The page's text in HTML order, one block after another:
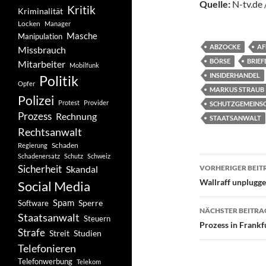
Quelle: N-tv.de
ABZOCKE
BÖRSE
INSIDERHANDEL
MARKUS STRAUB
STAATSANWALT
VORHERIGER
Wallraff
NÄCHSTER
Prozess in
Kriminalität Kritik
Locken Manager
Manipulation Masche
Missbrauch
Mitarbeiter
Mobilfunk
Opfer Politik
Polizei Protest Provider
Prozess Rechnung
Rechtsanwalt
Regierung Schaden
Schadenersatz Schutz Schweiz
Sicherheit Skandal
Social Media
Software Spam Sperre
Staatsanwalt Steuern
Strafe Streit Studien
Telefonieren
Telefonwerbung Telekom